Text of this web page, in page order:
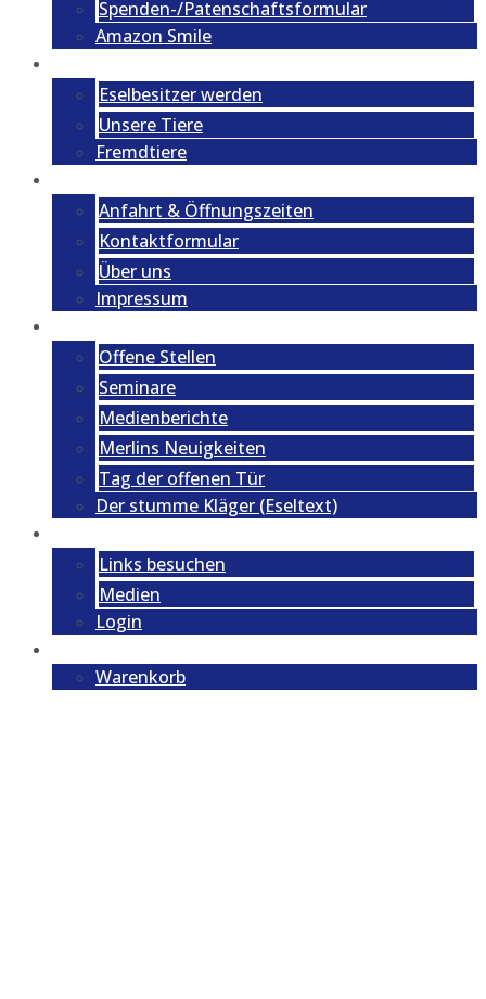
Spenden-/Patenschaftsformular
Amazon Smile
Eselbesitzer werden
Unsere Tiere
Fremdtiere
Anfahrt & Öffnungszeiten
Kontaktformular
Über uns
Impressum
Offene Stellen
Seminare
Medienberichte
Merlins Neuigkeiten
Tag der offenen Tür
Der stumme Kläger (Eseltext)
Links besuchen
Medien
Login
Warenkorb